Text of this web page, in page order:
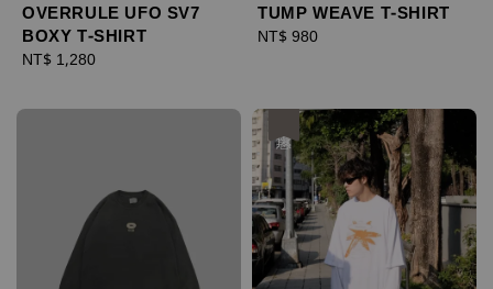
OVERRULE UFO SV7
BOXY T-SHIRT
Regular
NT$ 1,280
TUMP WEAVE T-SHIRT
Regular
NT$ 980